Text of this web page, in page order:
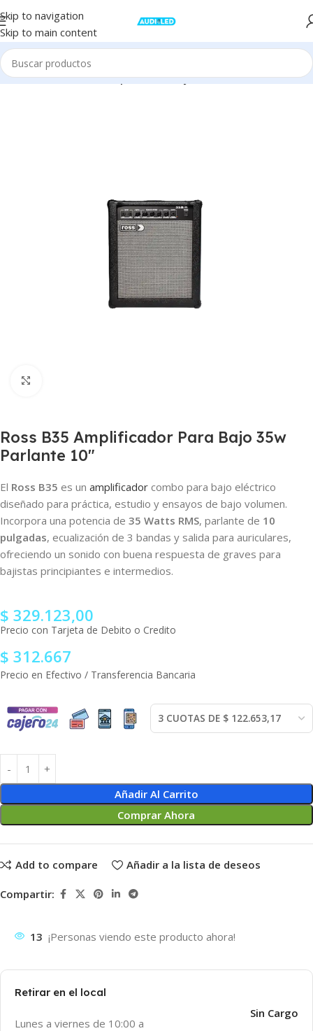
Skip to navigation
Skip to main content
Inicio Audio Música Amplificador Bajo
Ross B35 Amplificador Para Bajo 35w
Parlante 10″
El Ross B35 es un amplificador combo para bajo eléctrico
diseñado para práctica, estudio y ensayos de bajo volumen.
Incorpora una potencia de 35 Watts RMS, parlante de 10
pulgadas, ecualización de 3 bandas y salida para auriculares,
ofreciendo un sonido con buena respuesta de graves para
bajistas principiantes e intermedios.
$ 329.123,00
Precio con Tarjeta de Debito o Credito
$ 312.667
Precio en Efectivo / Transferencia Bancaria
Añadir Al Carrito
Comprar Ahora
Add to compare Añadir a la lista de deseos
Compartir:
13 ¡Personas viendo este producto ahora!
Retirar en el local
Lunes a viernes de 10:00 a
Sin Cargo